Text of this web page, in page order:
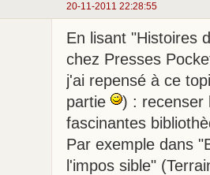
20-11-2011 22:28:55
En lisant "Histoires
chez Presses
j'ai repensé à ce
partie
) : recenser
fascinantes
Par exemple dans
l'impos sible"